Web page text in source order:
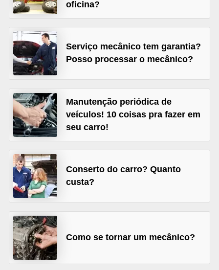
oficina?
Serviço mecânico tem garantia?
Posso processar o mecânico?
Manutenção periódica de
veículos! 10 coisas pra fazer em
seu carro!
Conserto do carro? Quanto
custa?
Como se tornar um mecânico?
o
s
B
i
c
i
c
l
e
t
a
s
C
a
m
i
n